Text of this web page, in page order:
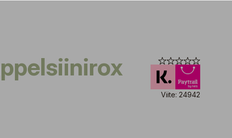
Viite: 24942